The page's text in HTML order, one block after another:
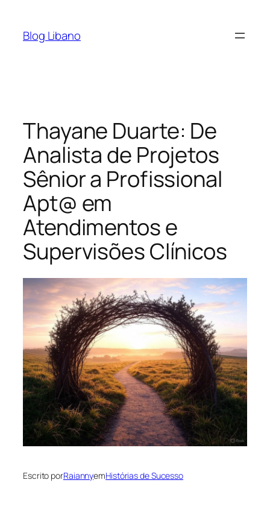
Blog Libano
Thayane Duarte: De
Analista de Projetos
Sênior a Profissional
Apt@ em
Atendimentos e
Supervisões Clínicos
Escrito porRaiannyemHistórias de Sucesso